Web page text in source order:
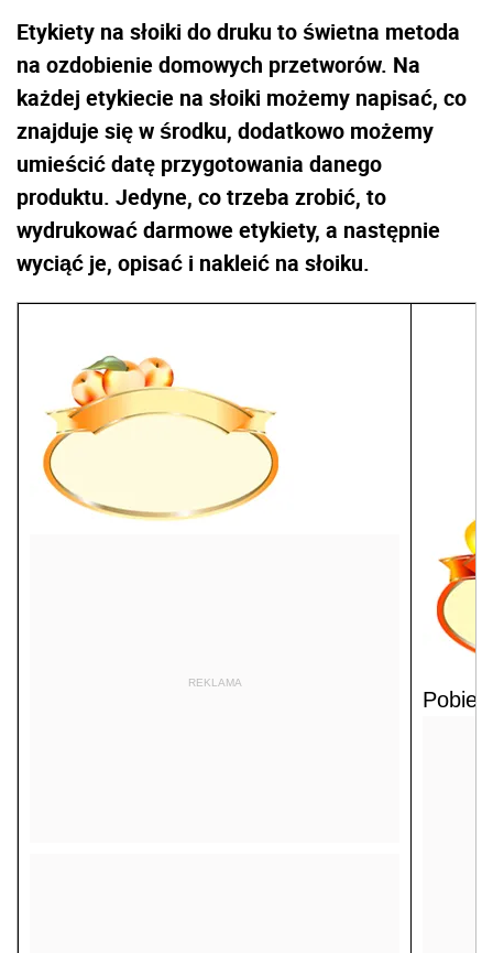
Etykiety na słoiki do druku to świetna metoda
na ozdobienie domowych przetworów. Na
każdej etykiecie na słoiki możemy napisać, co
znajduje się w środku, dodatkowo możemy
umieścić datę przygotowania danego
produktu. Jedyne, co trzeba zrobić, to
wydrukować darmowe etykiety, a następnie
wyciąć je, opisać i nakleić na słoiku.
REKLAMA